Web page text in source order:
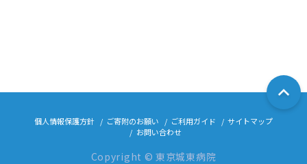
個人情報保護方針 ご寄附のお願い ご利用ガイド
サイトマップ
お問い合わせ
Copyright © 東京城東病院